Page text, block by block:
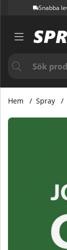
Snabba
Hem Spray
Produktbilder